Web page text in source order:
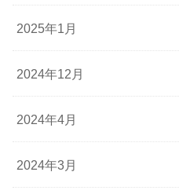
2025年1月
2024年12月
2024年4月
2024年3月